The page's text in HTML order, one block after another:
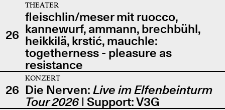
26
THEATER
fleischlin/meser mit ruocco,
kannewurf, ammann, brechbühl,
heikkilä, krstić, mauchle:
togetherness - pleasure as
resistance
26
KONZERT
Die Nerven: Live im Elfenbeinturm
Tour 2026| Support: V3G